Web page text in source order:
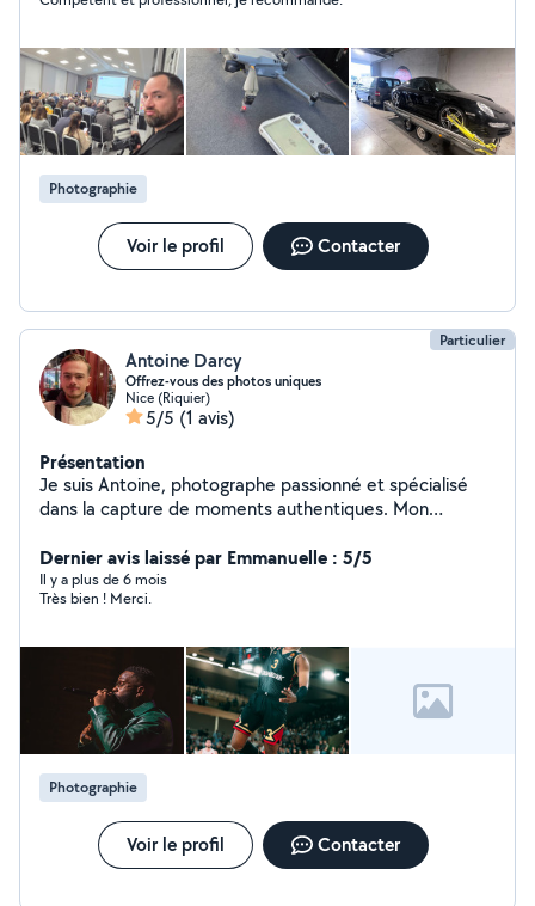
touche un peu a tout. J'adore la menuiserie. Je possède
autos et motos.
Photographie
Voir le profil Contacter
Particulier
Antoine Darcy
Offrez-vous des photos uniques
Nice (Riquier)
5/5 (1 avis)
Présentation
Je suis Antoine, photographe passionné et spécialisé
dans la capture de moments authentiques. Mon
une écoute attentive pour créer des images qui
racontent votre histoire. Que ce soit pour des portraits,
des événements ou des photos de famille, je mets mon
intemporels et personnalisés. Je vous invite à découvrir
mon travail dans mon portfolio et serais ravi d'échanger
sur votre projet.
Dernier avis laissé par Emmanuelle : 5/5
Il y a plus de 6 mois
Très bien ! Merci.
Photographie
Voir le profil Contacter